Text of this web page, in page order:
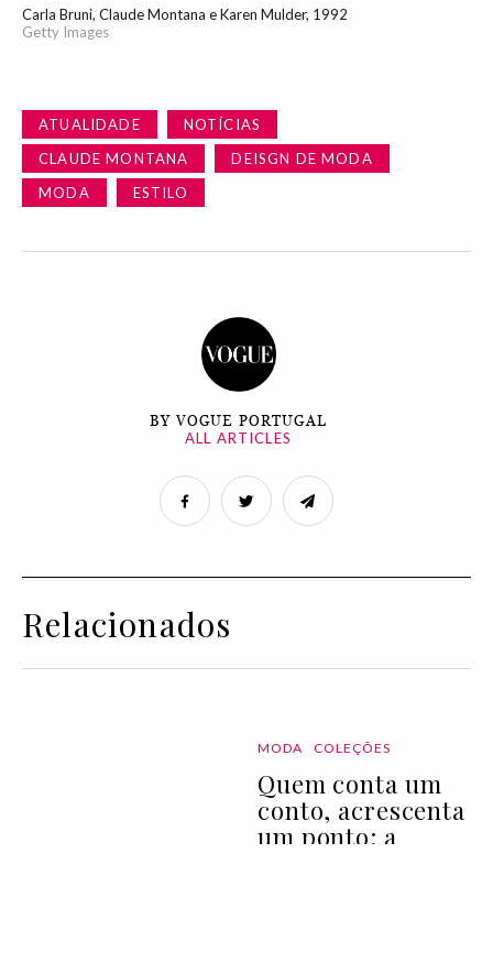
Carla Bruni, Claude Montana e Karen Mulder, 1992
Getty Images
ATUALIDADE
NOTÍCIAS
CLAUDE MONTANA
DEISGN DE MODA
MODA
ESTILO
BY VOGUE PORTUGAL
ALL ARTICLES
Relacionados
MODA COLEÇÕES
Quem conta um
conto, acrescenta
um ponto: a